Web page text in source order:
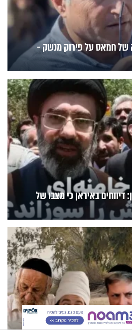
חמאס על פירוק מנשק -
דיווחים באיראן כי מצבו של